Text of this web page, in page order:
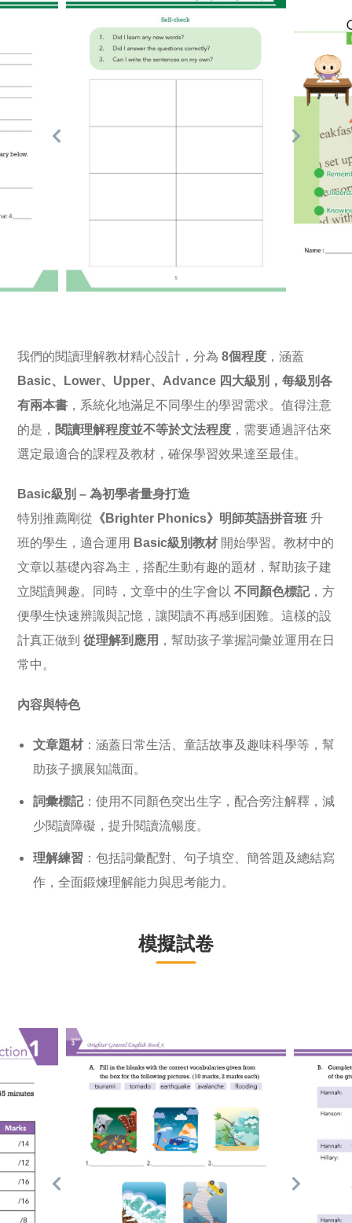
我們的閱讀理解教材精心設計，分為 8個程度 ，涵蓋
Basic、Lower、Upper、Advance 四大級別， 每級別各
有兩本書 ，系統化地滿足不同學生的學習需求。值得注意
的是， 閱讀理解程度並不等於文法程度 ，需要通過評估來
選定最適合的課程及教材，確保學習效果達至最佳。
Basic級別 – 為初學者量身打造
特別推薦剛從 《Brighter Phonics》 明師英語拼音班 升
班的學生，適合運用 Basic級別教材 開始學習。教材中的
文章以基礎內容為主，搭配生動有趣的題材，幫助孩子建
立閱讀興趣。同時，文章中的生字會以 不同顏色標記，方
便學生快速辨識與記憶， 讓閱讀不再感到困難。這樣的設
計真正做到 從理解到應用 ，幫助孩子掌握詞彙並運用在日
常中。
內容與特色
文章題材 ：涵蓋日常生活、童話故事及趣味科學等，幫
助孩子擴展知識面。
詞彙標記：使用不同顏色突出生字，配合旁注解釋，減
少閱讀障礙，提升閱讀流暢度。
理解練習 ：包括詞彙配對、句子填空、簡答題及總結寫
作，全面鍛煉理解能力與思考能力。
模擬試卷